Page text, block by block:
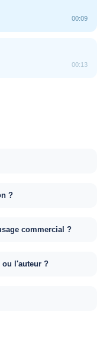
00:09
00:13
?
commercial ?
ou l'auteur ?